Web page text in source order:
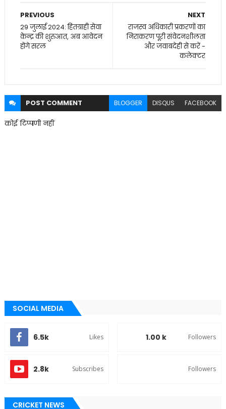
NEXT
राजस्व अधिकारी प्रकरणों का
निराकरण पूरी संवेदनशीलता
और जवाबदेही से करें -
कलेक्टर
PREVIOUS
29 जुलाई 2024: हितग्राही सेवा
केन्द्र की शुरुआत, अब आवेदन
होंगे सरल
POST COMMENT BLOGGER DISQUS FACEBOOK
कोई टिप्पणी नहीं
SOCIAL MEDIA
6.5k Likes 1.00 k Followers
2.8k Subscribes Followers
CRICKET NEWS